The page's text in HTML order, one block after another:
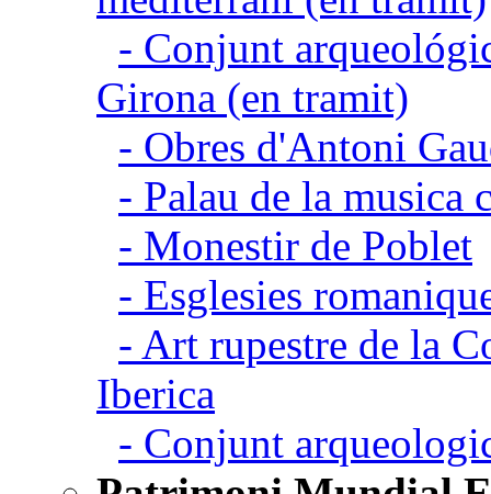
- Conjunt
Girona (en tramit)
- Obres d'Antoni
- Palau de la musica
- Monestir de Poblet
- Esglesies
- Art rupestre de la
Iberica
- Conjunt